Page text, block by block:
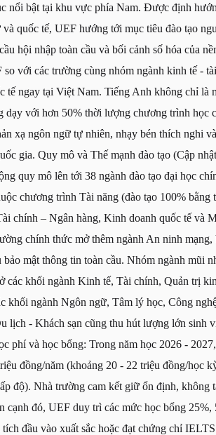
nổi bật tại khu vực phía Nam. Được định
và quốc tế, UEF hướng tới mục tiêu đào tạo
hội nhập toàn cầu và bối cảnh số hóa của
so với các trường cùng nhóm ngành kinh tế -
tế ngay tại Việt Nam. Tiếng Anh không chỉ là
dạy với hơn 50% thời lượng chương trình học
xạ ngôn ngữ tự nhiên, nhạy bén thích nghi
gia. Quy mô và Thế mạnh đào tạo (Cập
quy mô lên tới 38 ngành đào tạo đại học
chương trình Tài năng (đào tạo 100% bằng
chính – Ngân hàng, Kinh doanh quốc tế và
chính thức mở thêm ngành An ninh
bảo mật thông tin toàn cầu. Nhóm ngành mũi
các khối ngành Kinh tế, Tài chính, Quản trị
khối ngành Ngôn ngữ, Tâm lý học, Công
lịch - Khách sạn cũng thu hút lượng lớn sinh
phí và học bổng: Trong năm học 2026 -
đồng/năm (khoảng 20 - 22 triệu đồng/học
độ). Nhà trường cam kết giữ ổn định, không
cạnh đó, UEF duy trì các mức học bổng 25%,
đầu vào xuất sắc hoặc đạt chứng chỉ